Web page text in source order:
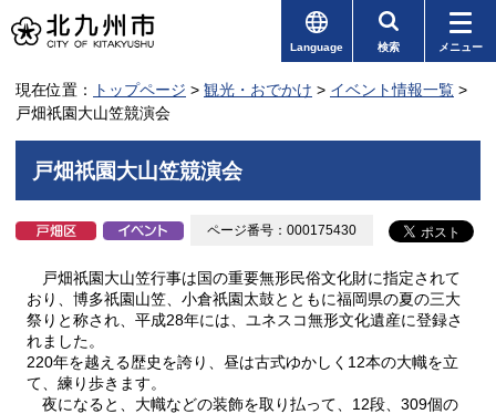
Language 検索 メニュー
現在位置： トップページ > 観光・おでかけ > イベント情報一覧 >
戸畑祇󠄀園大山笠競演会
戸畑祇󠄀園大山笠競演会
ページ番号：000175430
戸畑祇󠄀園大山笠行事は国の重要無形民俗文化財に指定されて
おり、博多祇園山笠、小倉祇園太鼓とともに福岡県の夏の三大
祭りと称され、平成28年には、ユネスコ無形文化遺産に登録さ
れました。
220年を越える歴史を誇り、昼は古式ゆかしく12本の大幟を立
て、練り歩きます。
夜になると、大幟などの装飾を取り払って、12段、309個の